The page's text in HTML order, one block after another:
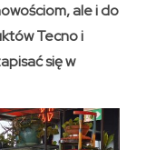
ale i do
Tecno i
się w